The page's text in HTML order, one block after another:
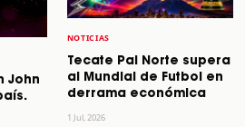
John
NOTICIAS
Tecate Pal Norte supera
al Mundial de Futbol en
derrama económica
1 Jul, 2026